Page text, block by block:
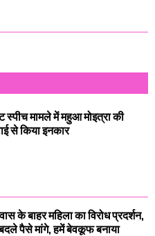
स्पीच मामले में महुआ मोइत्रा की
से किया इनकार
के बाहर महिला का विरोध प्रदर्शन,
पैसे मांगे, हमें बेवकूफ बनाया